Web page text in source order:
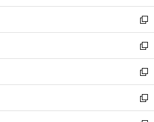
開
く
ウ
で
開
く
ン
ド
ウ
で
開
く
ウ
ィ
ン
ド
ウ
で
開
く
新
し
い
ウ
ィ
ン
ド
ウ
新
し
い
ウ
ィ
ン
新
し
い
ウ
新
し